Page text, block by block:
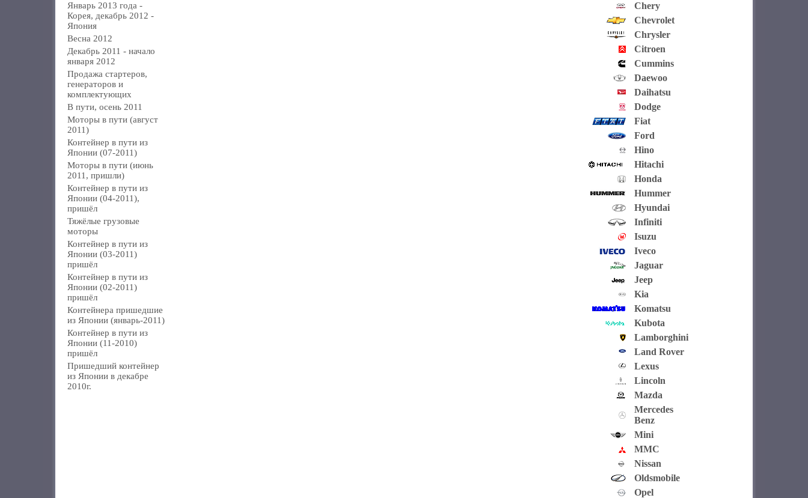
Январь 2013 года -
Корея, декабрь 2012 -
Япония
Весна 2012
Декабрь 2011 - начало
января 2012
Продажа стартеров,
генераторов и
комплектующих
В пути, осень 2011
Моторы в пути (август
2011)
Контейнер в пути из
Японии (07-2011)
Моторы в пути (июнь
2011, пришли)
Контейнер в пути из
Японии (04-2011),
пришёл
Тяжёлые грузовые
моторы
Контейнер в пути из
Японии (03-2011)
пришёл
Контейнер в пути из
Японии (02-2011)
пришёл
Контейнера пришедшие
из Японии (январь-2011)
Контейнер в пути из
Японии (11-2010)
пришёл
Пришедший контейнер
из Японии в декабре
2010г.
Chery
Chevrolet
Chrysler
Citroen
Cummins
Daewoo
Daihatsu
Dodge
Fiat
Ford
Hino
Hitachi
Honda
Hummer
Hyundai
Infiniti
Isuzu
Iveco
Jaguar
Jeep
Kia
Komatsu
Kubota
Lamborghini
Land Rover
Lexus
Lincoln
Mazda
Mercedes
Benz
Mini
MMC
Nissan
Oldsmobile
Opel